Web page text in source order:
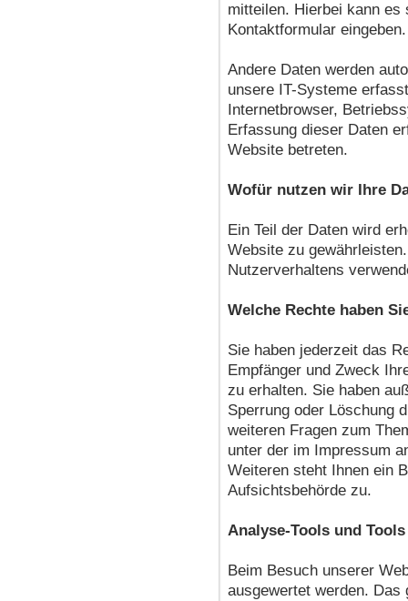
mitteilen. Hierbei kann es
Kontaktformular eingeben.
Andere Daten werden
unsere IT-Systeme
Internetbrowser,
Erfassung dieser Daten
Website betreten.
Wofür nutzen wir Ihre
Ein Teil der Daten wird
Website zu
Nutzerverhaltens
Welche Rechte haben
Sie haben jederzeit das
Empfänger und Zweck
zu erhalten. Sie haben
Sperrung oder Löschung
weiteren Fragen zum
unter der im Impressum
Weiteren steht Ihnen ein
Aufsichtsbehörde zu.
Analyse-Tools und
Beim Besuch unserer
ausgewertet werden.